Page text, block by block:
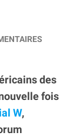
des
fois
W,